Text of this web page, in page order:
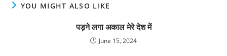
YOU MIGHT ALSO LIKE
पड़ने लगा अकाल मेरे देश में
June 15, 2024